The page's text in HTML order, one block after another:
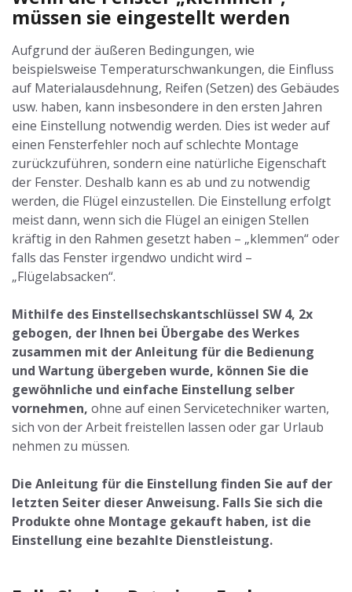
müssen sie eingestellt werden
Aufgrund der äußeren Bedingungen, wie
beispielsweise Temperaturschwankungen, die Einfluss
auf Materialausdehnung, Reifen (Setzen) des Gebäudes
usw. haben, kann insbesondere in den ersten Jahren
eine Einstellung notwendig werden. Dies ist weder auf
einen Fensterfehler noch auf schlechte Montage
zurückzuführen, sondern eine natürliche Eigenschaft
der Fenster. Deshalb kann es ab und zu notwendig
werden, die Flügel einzustellen. Die Einstellung erfolgt
meist dann, wenn sich die Flügel an einigen Stellen
kräftig in den Rahmen gesetzt haben – „klemmen“ oder
falls das Fenster irgendwo undicht wird –
„Flügelabsacken“.
Mithilfe des Einstellsechskantschlüssel SW 4, 2x
gebogen, der Ihnen bei Übergabe des Werkes
zusammen mit der Anleitung für die Bedienung
und Wartung übergeben wurde, können Sie die
gewöhnliche und einfache Einstellung selber
vornehmen, ohne auf einen Servicetechniker warten,
sich von der Arbeit freistellen lassen oder gar Urlaub
nehmen zu müssen.
Die Anleitung für die Einstellung finden Sie auf der
letzten Seiter dieser Anweisung. Falls Sie sich die
Produkte ohne Montage gekauft haben, ist die
Einstellung eine bezahlte Dienstleistung.